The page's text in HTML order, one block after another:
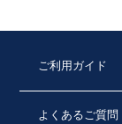
ご利用ガイド
よくあるご質問